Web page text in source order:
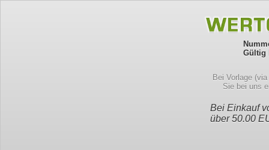
Gültig
Bei Vorlage
Sie bei uns
Bei Einkauf
über 50.00